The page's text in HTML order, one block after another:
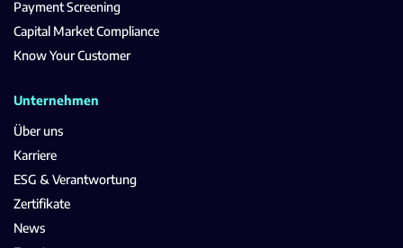
Payment Screening
Capital Market Compliance
Know Your Customer
Unternehmen
Über uns
Karriere
ESG & Verantwortung
Zertifikate
News